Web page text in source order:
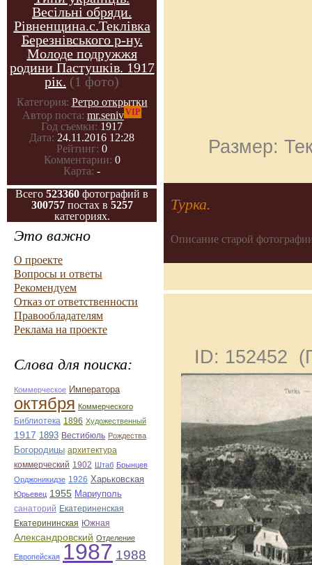
Весільні обряди.
Рівненщина.с.Теклівка
Березнівського р-ну.
Молоде подружжя
родини Пастушків. 1917
рік. (1 фото)
Категория: Ретро открытки
Автор поста: mr.senivVIP
Год съемки: 1917
Дата: 24.11.2016 12:28
Рейтинг: 0
Комментарии: 0
Карта: -
Всего 523360 фотографий в
300757постах в 5257
категориях.
Это важно
О проекте
Вопросы и ответы
Рекомендуем
Отказ от ответственности
Правообладателям
Реклама на проекте
Слова для поиска:
Коммерческое Императора
октября Коммерческого
Библиотека 1896 Художественный
1917 1893 Вестибюль Рождества
Богородицы архитектура
коммерческий 1902 Штаб Брынцев
Орджоникидзе 1926 Харьковская
Юрьевец 1955 Мариуполь
санаторий Екатериненская
Екатерининская Южная
Александровский Отделение
Европейская 1987 1988
Размер:
Турка.
Описание старой
ID: 152452